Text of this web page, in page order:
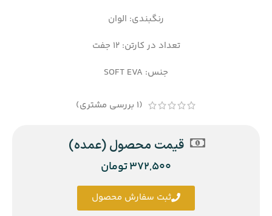
رنگبندی: الوان
تعداد در کارتن: 12 جفت
جنس: SOFT EVA
(
1 بررسی مشتری)
قیمت محصول (عمده)
372,500تومان
ثبت سفارش محصول